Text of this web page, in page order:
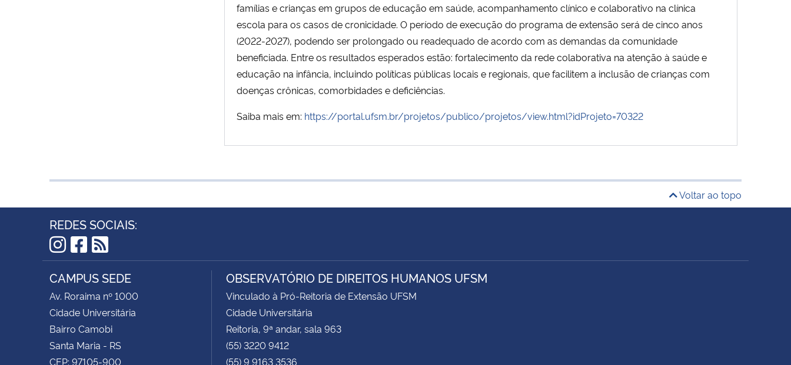
famílias e crianças em grupos de educação em saúde, acompanhamento clínico e colaborativo na clínica
escola para os casos de cronicidade. O período de execução do programa de extensão será de cinco anos
(2022-2027), podendo ser prolongado ou readequado de acordo com as demandas da comunidade
beneficiada. Entre os resultados esperados estão: fortalecimento da rede colaborativa na atenção à saúde e
educação na infância, incluindo políticas públicas locais e regionais, que facilitem a inclusão de crianças com
doenças crônicas, comorbidades e deficiências.
Saiba mais em: https://portal.ufsm.br/projetos/publico/projetos/view.html?idProjeto=70322
Voltar ao topo
REDES SOCIAIS:
Instagram
Facebook
RSS
CAMPUS SEDE
Av. Roraima nº 1000
Cidade Universitária
Bairro Camobi
Santa Maria - RS
CEP: 97105-900
OBSERVATÓRIO DE DIREITOS HUMANOS UFSM
Vinculado à Pró-Reitoria de Extensão UFSM
Cidade Universitária
Reitoria, 9ª andar, sala 963
(55) 3220 9412
(55) 9 9163 3536